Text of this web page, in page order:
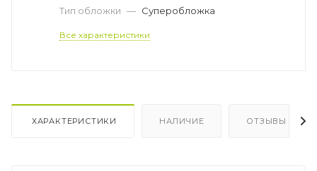
Тип обложки — Суперобложка
Все характеристики
ХАРАКТЕРИСТИКИ НАЛИЧИЕ ОТЗЫВЫ